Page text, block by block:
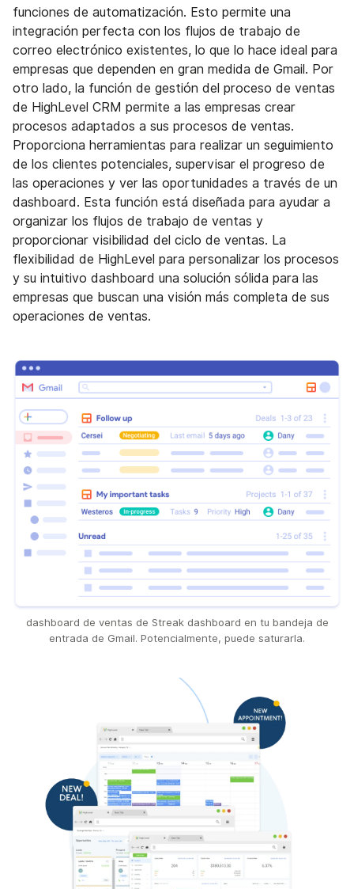
funciones de automatización. Esto permite una
integración perfecta con los flujos de trabajo de
correo electrónico existentes, lo que lo hace ideal para
empresas que dependen en gran medida de Gmail. Por
otro lado, la función de gestión del proceso de ventas
de HighLevel CRM permite a las empresas crear
procesos adaptados a sus procesos de ventas.
Proporciona herramientas para realizar un seguimiento
de los clientes potenciales, supervisar el progreso de
las operaciones y ver las oportunidades a través de un
dashboard. Esta función está diseñada para ayudar a
organizar los flujos de trabajo de ventas y
proporcionar visibilidad del ciclo de ventas. La
flexibilidad de HighLevel para personalizar los procesos
y su intuitivo dashboard una solución sólida para las
empresas que buscan una visión más completa de sus
operaciones de ventas.
dashboard de ventas de Streak dashboard en tu bandeja de
entrada de Gmail. Potencialmente, puede saturarla.